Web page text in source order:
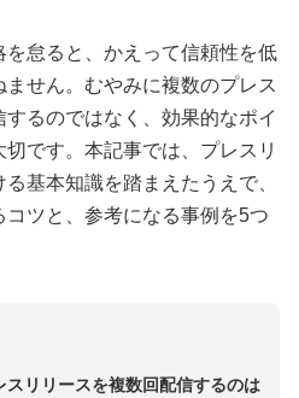
怠ると、かえって信頼性を低
せん。むやみに複数のプレス
るのではなく、効果的なポイ
です。本記事では、プレスリ
基本知識を踏まえたうえで、
コツと、参考になる事例を5つ
スリリースを複数回配信するのは